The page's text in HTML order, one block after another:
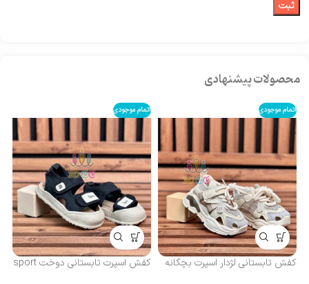
محصولات پیشنهادی
اتمام موجودی
کفش تابستانی لژدار اسپرت بچگانه
اتمام موجودی
کفش اسپرت تابستانی دوخت sport